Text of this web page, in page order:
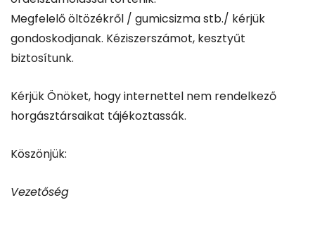
Megfelelő öltözékről / gumicsizma stb./ kérjük
gondoskodjanak. Kéziszerszámot, kesztyűt
biztosítunk.
Kérjük Önöket, hogy internettel nem rendelkező
horgásztársaikat tájékoztassák.
Köszönjük:
Vezetőség